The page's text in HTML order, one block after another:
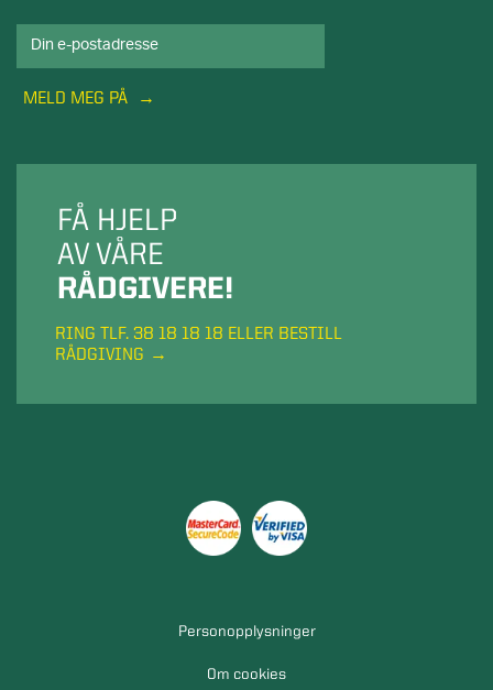
MELD MEG PÅ
FÅ HJELP
AV VÅRE
RÅDGIVERE!
RING TLF. 38 18 18 18 ELLER BESTILL
RÅDGIVING
Personopplysninger
Om cookies